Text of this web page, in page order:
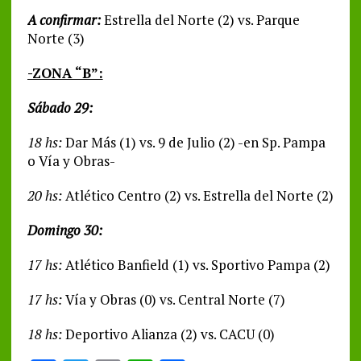
A confirmar:Estrella del Norte (2) vs. Parque
Norte (3)
-ZONA “B”:
Sábado 29:
18 hs:Dar Más (1) vs. 9 de Julio (2) -en Sp. Pampa
o Vía y Obras-
20 hs:Atlético Centro (2) vs. Estrella del Norte (2)
Domingo 30:
17 hs:Atlético Banfield (1) vs. Sportivo Pampa (2)
17 hs:Vía y Obras (0) vs. Central Norte (7)
18 hs:Deportivo Alianza (2) vs. CACU (0)